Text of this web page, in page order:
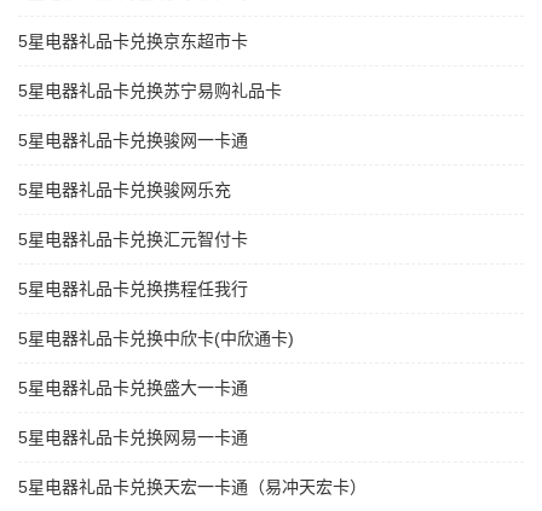
5星电器礼品卡兑换京东超市卡
5星电器礼品卡兑换苏宁易购礼品卡
5星电器礼品卡兑换骏网一卡通
5星电器礼品卡兑换骏网乐充
5星电器礼品卡兑换汇元智付卡
5星电器礼品卡兑换携程任我行
5星电器礼品卡兑换中欣卡(中欣通卡)
5星电器礼品卡兑换盛大一卡通
5星电器礼品卡兑换网易一卡通
5星电器礼品卡兑换天宏一卡通（易冲天宏卡）